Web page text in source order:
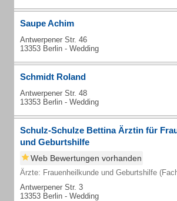
Saupe Achim
Antwerpener Str. 46
13353 Berlin - Wedding
Schmidt Roland
Antwerpener Str. 48
13353 Berlin - Wedding
Schulz-Schulze Bettina Ärztin für
und Geburtshilfe
Web Bewertungen vorhanden
Ärzte: Frauenheilkunde und Geburtshilfe
Antwerpener Str. 3
13353 Berlin - Wedding